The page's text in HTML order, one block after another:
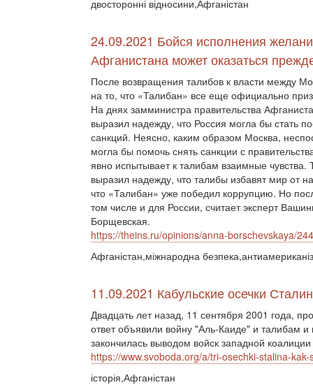
двосторонні відносини,Афганістан
24.09.2021 Бойся исполнения
Афганистана может оказаться
После возвращения талибов к власти между
на то, что «Талибан» все еще официально
На днях замминистра правительства
выразил надежду, что Россия могла бы стать
санкций. Неясно, каким образом Москва,
могла бы помочь снять санкции с
явно испытывает к талибам взаимные
выразил надежду, что талибы избавят мир от
что «Талибан» уже победил коррупцию. Но
том числе и для России, считает эксперт
Борщевская.
https://theins.ru/opinions/anna-borschevskaya/
Афганістан,міжнародна
11.09.2021 Кабульские осечки
Двадцать лет назад, 11 сентября 2001 года,
ответ объявили войну "Аль-Каиде" и талибам
закончилась выводом войск западной
https://www.svoboda.org/a/tri-osechki-stalina-
історія,Афганістан